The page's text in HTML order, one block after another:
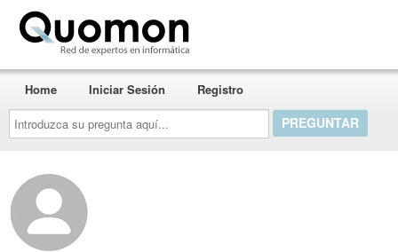
Introduzca
su
pregunta
aquí...
Home Iniciar Sesión Registro